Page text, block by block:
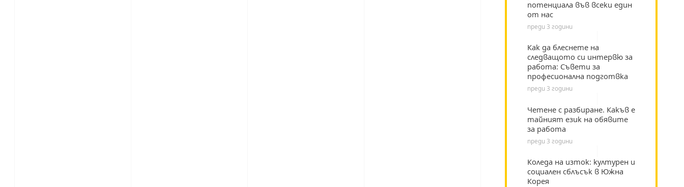
потенциала във всеки един
от нас
преди 3 години
Как да блеснете на
следващото си интервю за
работа: Съвети за
професионална подготвка
преди 3 години
Четене с разбиране. Какъв е
тайният език на обявите
за работа
преди 3 години
Коледа на изток: културен и
социален сблъсък в Южна
Корея